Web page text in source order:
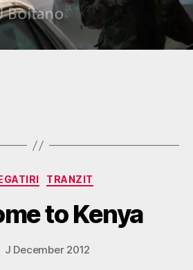
Categories
TRANZIT
to Kenya
Post
author
g
s
p
d
J December 2012